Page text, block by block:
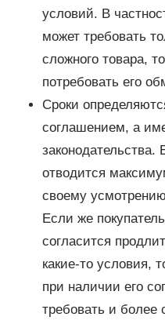
условий. В
может требовать
сложного товара,
потребовать его
Сроки
соглашением, а
законодательства.
отводится
своему
Если же
согласится
какие-то условия,
при наличии его
требовать и более